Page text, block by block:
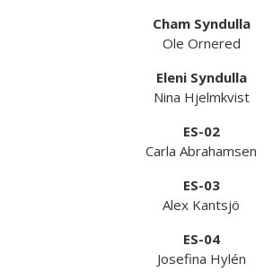
Cham Syndulla
Ole Ornered
Eleni Syndulla
Nina Hjelmkvist
ES-02
Carla Abrahamsen
ES-03
Alex Kantsjö
ES-04
Josefina Hylén